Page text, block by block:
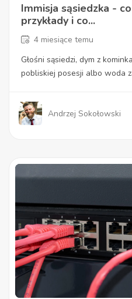
Immisja sąsiedzka -
przykłady i co...
4 miesiące temu
Głośni sąsiedzi, dym z
pobliskiej posesji albo woda
Andrzej Sokołowski